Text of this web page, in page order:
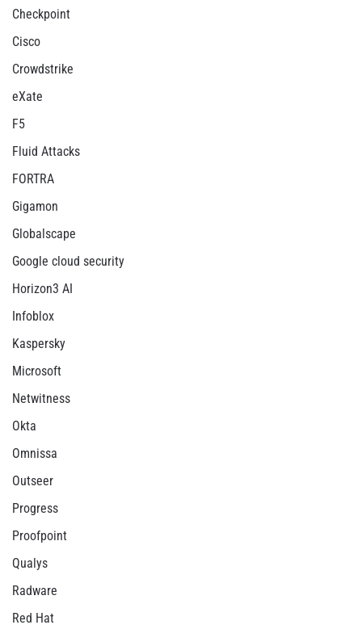
Checkpoint
Cisco
Crowdstrike
eXate
F5
Fluid Attacks
FORTRA
Gigamon
Globalscape
Google cloud security
Horizon3 AI
Infoblox
Kaspersky
Microsoft
Netwitness
Okta
Omnissa
Outseer
Progress
Proofpoint
Qualys
Radware
Red Hat